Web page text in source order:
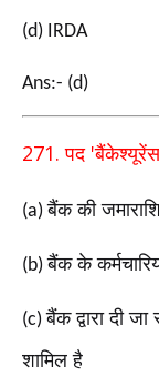
(d) IRDA
Ans:- (d)
271.पद 'बैंकेश्यूरेंस
(a)बैंक की
(b)बैंक के
(c)बैंक द्वारा दी
शामिल है